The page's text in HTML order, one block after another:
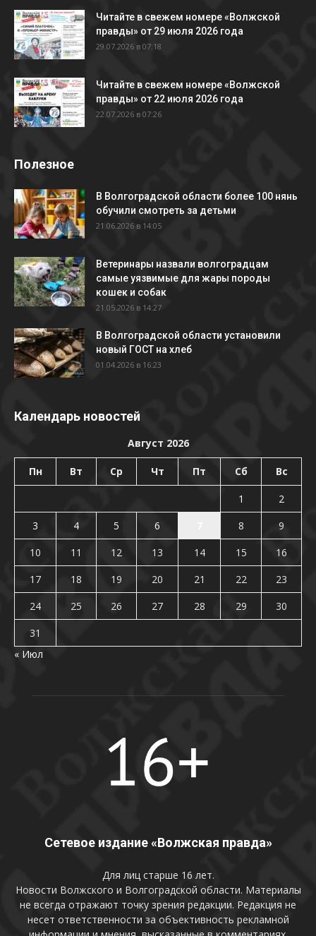
Читайте в свежем номере «Волжской
правды» от 29 июля 2026 года
29.07.2026 в 07:18
Читайте в свежем номере «Волжской
правды» от 22 июля 2026 года
22.07.2026 в 07:26
Полезное
В Волгоградской области более 100 нянь
обучили смотреть за детьми
21.06.2026 в 14:05
Ветеринары назвали волгоградцам
самые уязвимые для жары породы
кошек и собак
21.05.2026 в 14:27
В Волгоградской области установили
новый ГОСТ на хлеб
01.04.2026 в 16:23
Календарь новостей
Август 2026
Пн Вт Ср Чт Пт Сб Вс
1
2
3
4 5 6 8
9
10
11 12 13 14 15
16
17
18 19 20 21 22
23
24
25 26 27 28 29
30
31
« Июл
Сетевое издание «Волжская правда»
Для лиц старше 16 лет.
Новости Волжского и Волгоградской области. Материалы
не всегда отражают точку зрения редакции. Редакция не
несет ответственности за объективность рекламной